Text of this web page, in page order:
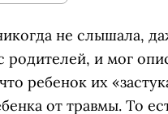
не слышала,
родителей, и мог
ребенок их
от травмы. То